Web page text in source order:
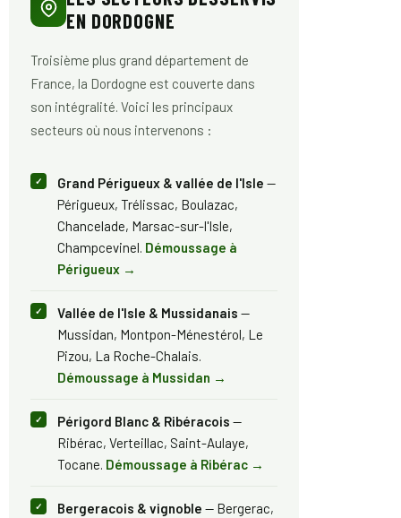
EN DORDOGNE
Troisième plus grand département de
France, la Dordogne est couverte dans
son intégralité. Voici les principaux
secteurs où nous intervenons :
Grand Périgueux & vallée de l'Isle —
Périgueux, Trélissac, Boulazac,
Chancelade, Marsac-sur-l'Isle,
Champcevinel. Démoussage à
Périgueux →
Vallée de l'Isle & Mussidanais —
Mussidan, Montpon-Ménestérol, Le
Pizou, La Roche-Chalais.
Démoussage à Mussidan →
Périgord Blanc & Ribéracois —
Ribérac, Verteillac, Saint-Aulaye,
Tocane. Démoussage à Ribérac →
Bergeracois & vignoble — Bergerac,